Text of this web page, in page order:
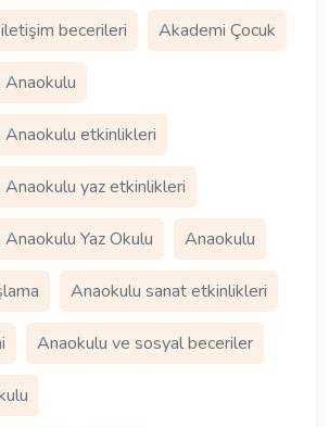
becerileri Akademi Çocuk
etkinlikleri
yaz etkinlikleri
Yaz Okulu Anaokulu
Anaokulu sanat etkinlikleri
Anaokulu ve sosyal beceriler